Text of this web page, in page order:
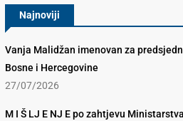
Najnoviji
Vanja Malidžan imenovan za
Bosne i Hercegovine
27/07/2026
M I Š LJ E NJ E po zahtjevu